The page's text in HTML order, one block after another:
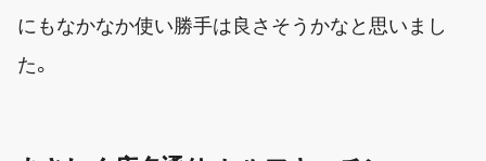
にもなかなか使い勝手は良さそうかなと思いまし
た。